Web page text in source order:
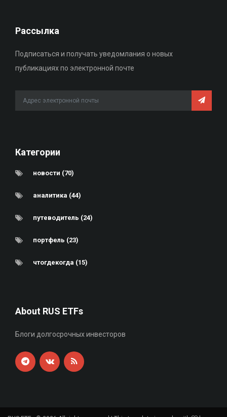
Рассылка
Подписаться и получать уведомлания о новых
публикациях по электронной почте
Категории
новости (70)
аналитика (44)
путеводитель (24)
портфель (23)
чтогдекогда (15)
About RUS ETFs
Блоги долгосрочных инвесторов